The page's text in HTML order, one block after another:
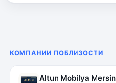
КОМПАНИИ ПОБЛИЗОСТИ
Altun Mobilya Mersin